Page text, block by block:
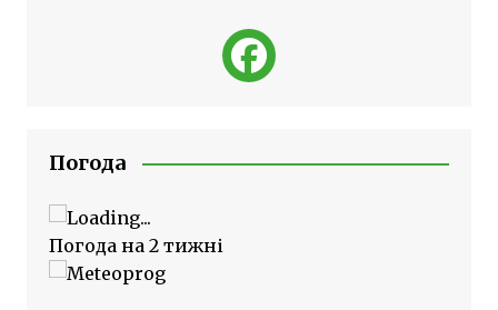
Погода
Погода на 2 тижні